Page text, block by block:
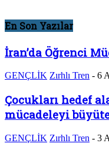
En Son Yazılar
İran’da Öğrenci
GENÇLİK Zırhlı Tren - 6
Çocukları hedef
mücadeleyi
GENÇLİK Zırhlı Tren - 3